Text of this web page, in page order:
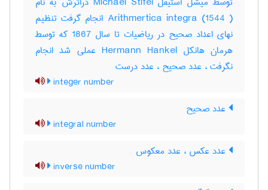
Arithmertica integra (1544 ) انجام گرفت تنظیم
نهای اعداد صحیح در ریاضیات تا سال 1867 که توسط
هرمان هانکل Hermann Hankel عملی شد انجام
نگرفت ، عدد صحیح ، عدد درست
integer number
عدد صحیح
integral number
عدد عکس ، عدد معکوس
inverse number